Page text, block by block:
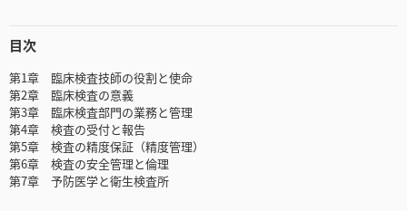
目次
第1章 臨床検査技師の役割と使命
第2章 臨床検査の意義
第3章 臨床検査部門の業務と管理
第4章 検査の受付と報告
第5章 検査の精度保証（精度管理）
第6章 検査の安全管理と倫理
第7章 予防医学と衛生検査所